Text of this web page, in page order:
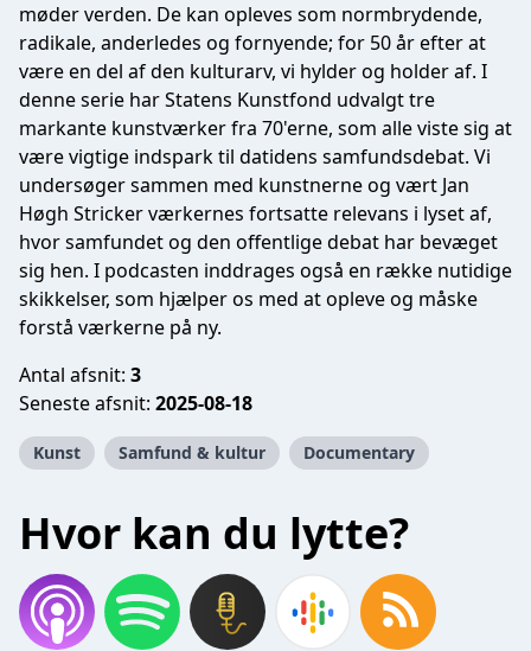
møder verden. De kan opleves som normbrydende,
radikale, anderledes og fornyende; for 50 år efter at
være en del af den kulturarv, vi hylder og holder af. I
denne serie har Statens Kunstfond udvalgt tre
markante kunstværker fra 70'erne, som alle viste sig at
være vigtige indspark til datidens samfundsdebat. Vi
undersøger sammen med kunstnerne og vært Jan
Høgh Stricker værkernes fortsatte relevans i lyset af,
hvor samfundet og den offentlige debat har bevæget
sig hen. I podcasten inddrages også en række nutidige
skikkelser, som hjælper os med at opleve og måske
forstå værkerne på ny.
Antal afsnit: 3
Seneste afsnit: 2025-08-18
Kunst Samfund & kultur Documentary
Hvor kan du lytte?